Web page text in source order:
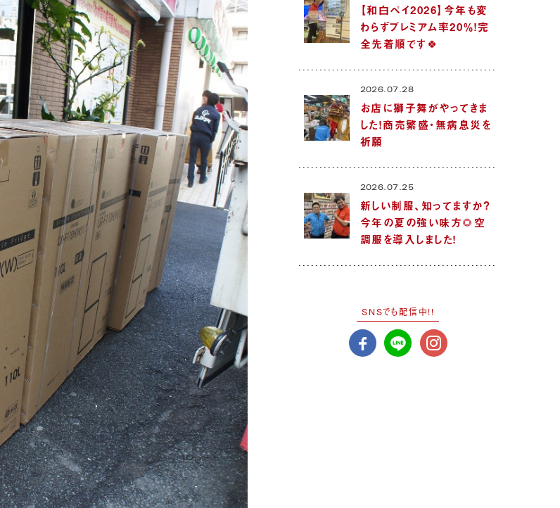
【和白ペイ2026】今年も変
わらずプレミアム率20％！完
全先着順です🍀
2026.07.28
お店に獅子舞がやってきま
した！商売繁盛・無病息災を
祈願
2026.07.25
新しい制服、知ってますか？
今年の夏の強い味方🌻空
調服を導入しました！
SNSでも配信中!!